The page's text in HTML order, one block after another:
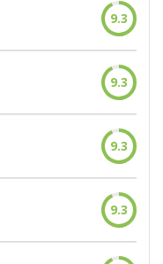
9.3
9.3
9.3
9.3